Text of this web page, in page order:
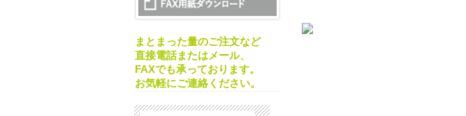
まとまった量のご注文など
直接電話またはメール、
FAXでも承っております。
お気軽にご連絡ください。